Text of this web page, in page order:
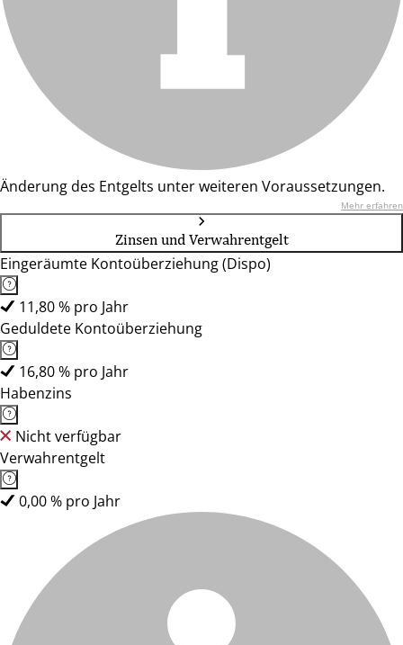
Änderung des Entgelts unter weiteren Voraussetzungen.
Mehr erfahren
Zinsen und Verwahrentgelt
Eingeräumte Kontoüberziehung (Dispo)
11,80 % pro Jahr
Geduldete Kontoüberziehung
16,80 % pro Jahr
Habenzins
Nicht verfügbar
Verwahrentgelt
0,00 % pro Jahr